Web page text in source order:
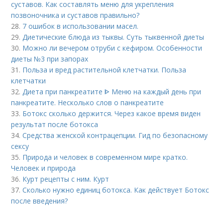
суставов. Как составлять меню для укрепления
позвоночника и суставов правильно?
28. 7 ошибок в использовании масел.
29.Диетические блюда из тыквы. Суть тыквенной диеты
30. Можно ли вечером отруби с кефиром. Особенности
диеты №3 при запорах
31. Польза и вред растительной клетчатки. Польза
клетчатки
32.Диета при панкреатите ᐈ Меню на каждый день при
панкреатите. Несколько слов о панкреатите
33. Ботокс сколько держится. Через какое время виден
результат после ботокса
34.Средства женской контрацепции. Гид по безопасному
сексу
35. Природа и человек в современном мире кратко.
Человек и природа
36. Курт рецепты с ним. Курт
37.Сколько нужно единиц ботокса. Как действует Ботокс
после введения?